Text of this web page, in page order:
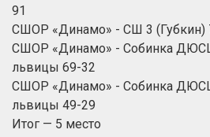
91
СШОР «Динамо» - СШ 3 (Губкин)
СШОР «Динамо» - Собинка
львицы 69-32
СШОР «Динамо» - Собинка
львицы 49-29
Итог — 5 место